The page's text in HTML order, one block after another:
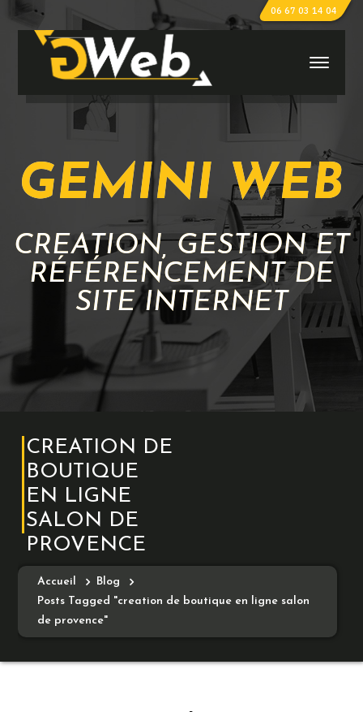
06 67 03 14 04
GEMINI WEB
CRÉATION, GESTION ET
RÉFÉRENCEMENT DE
SITE INTERNET
CREATION DE
BOUTIQUE
EN LIGNE
SALON DE
PROVENCE
Accueil
Blog
Posts Tagged "creation de boutique en ligne salon
de provence"